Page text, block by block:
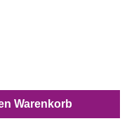
gewünschten
Warenkorb